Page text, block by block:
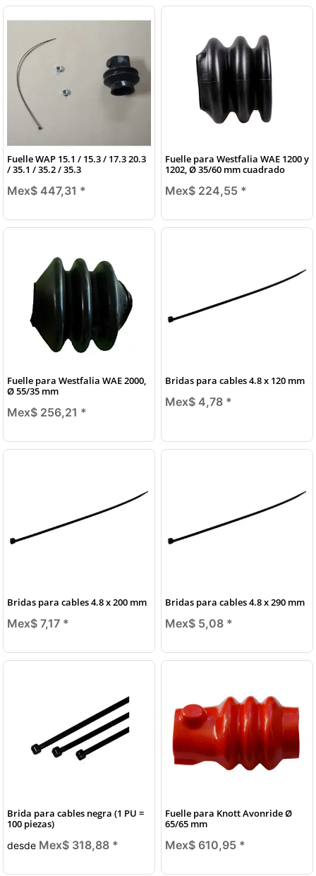
Fuelle WAP 15.1 / 15.3 / 17.3 20.3
/ 35.1 / 35.2 / 35.3
Mex$ 447,31 *
Fuelle para Westfalia WAE 1200 y
1202, Ø 35/60 mm cuadrado
Mex$ 224,55 *
Fuelle para Westfalia WAE 2000,
Ø 55/35 mm
Mex$ 256,21 *
Bridas para cables 4.8 x 120 mm
Mex$ 4,78 *
Bridas para cables 4.8 x 200 mm
Mex$ 7,17 *
Bridas para cables 4.8 x 290 mm
Mex$ 5,08 *
Brida para cables negra (1 PU =
100 piezas)
desde Mex$ 318,88 *
Fuelle para Knott Avonride Ø
65/65 mm
Mex$ 610,95 *